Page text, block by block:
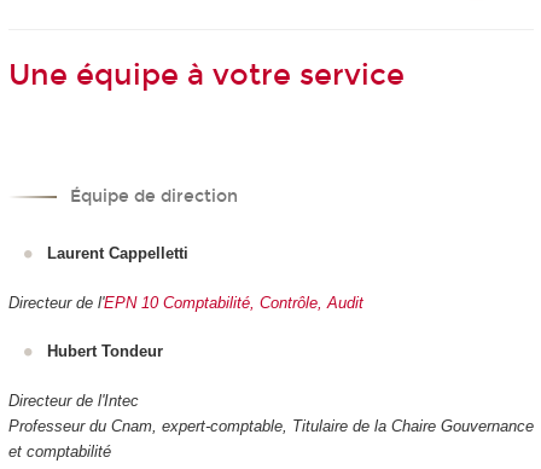
Une équipe à votre service
Équipe de direction
Laurent Cappelletti
Directeur de l'EPN 10 Comptabilité, Contrôle, Audit
Hubert Tondeur
Directeur de l'Intec
Professeur du Cnam, expert-comptable, Titulaire de la Chaire Gouvernance
et comptabilité